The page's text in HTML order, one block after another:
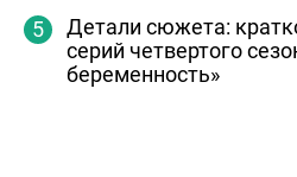
Детали сюжета:
серий четвертого
беременность»